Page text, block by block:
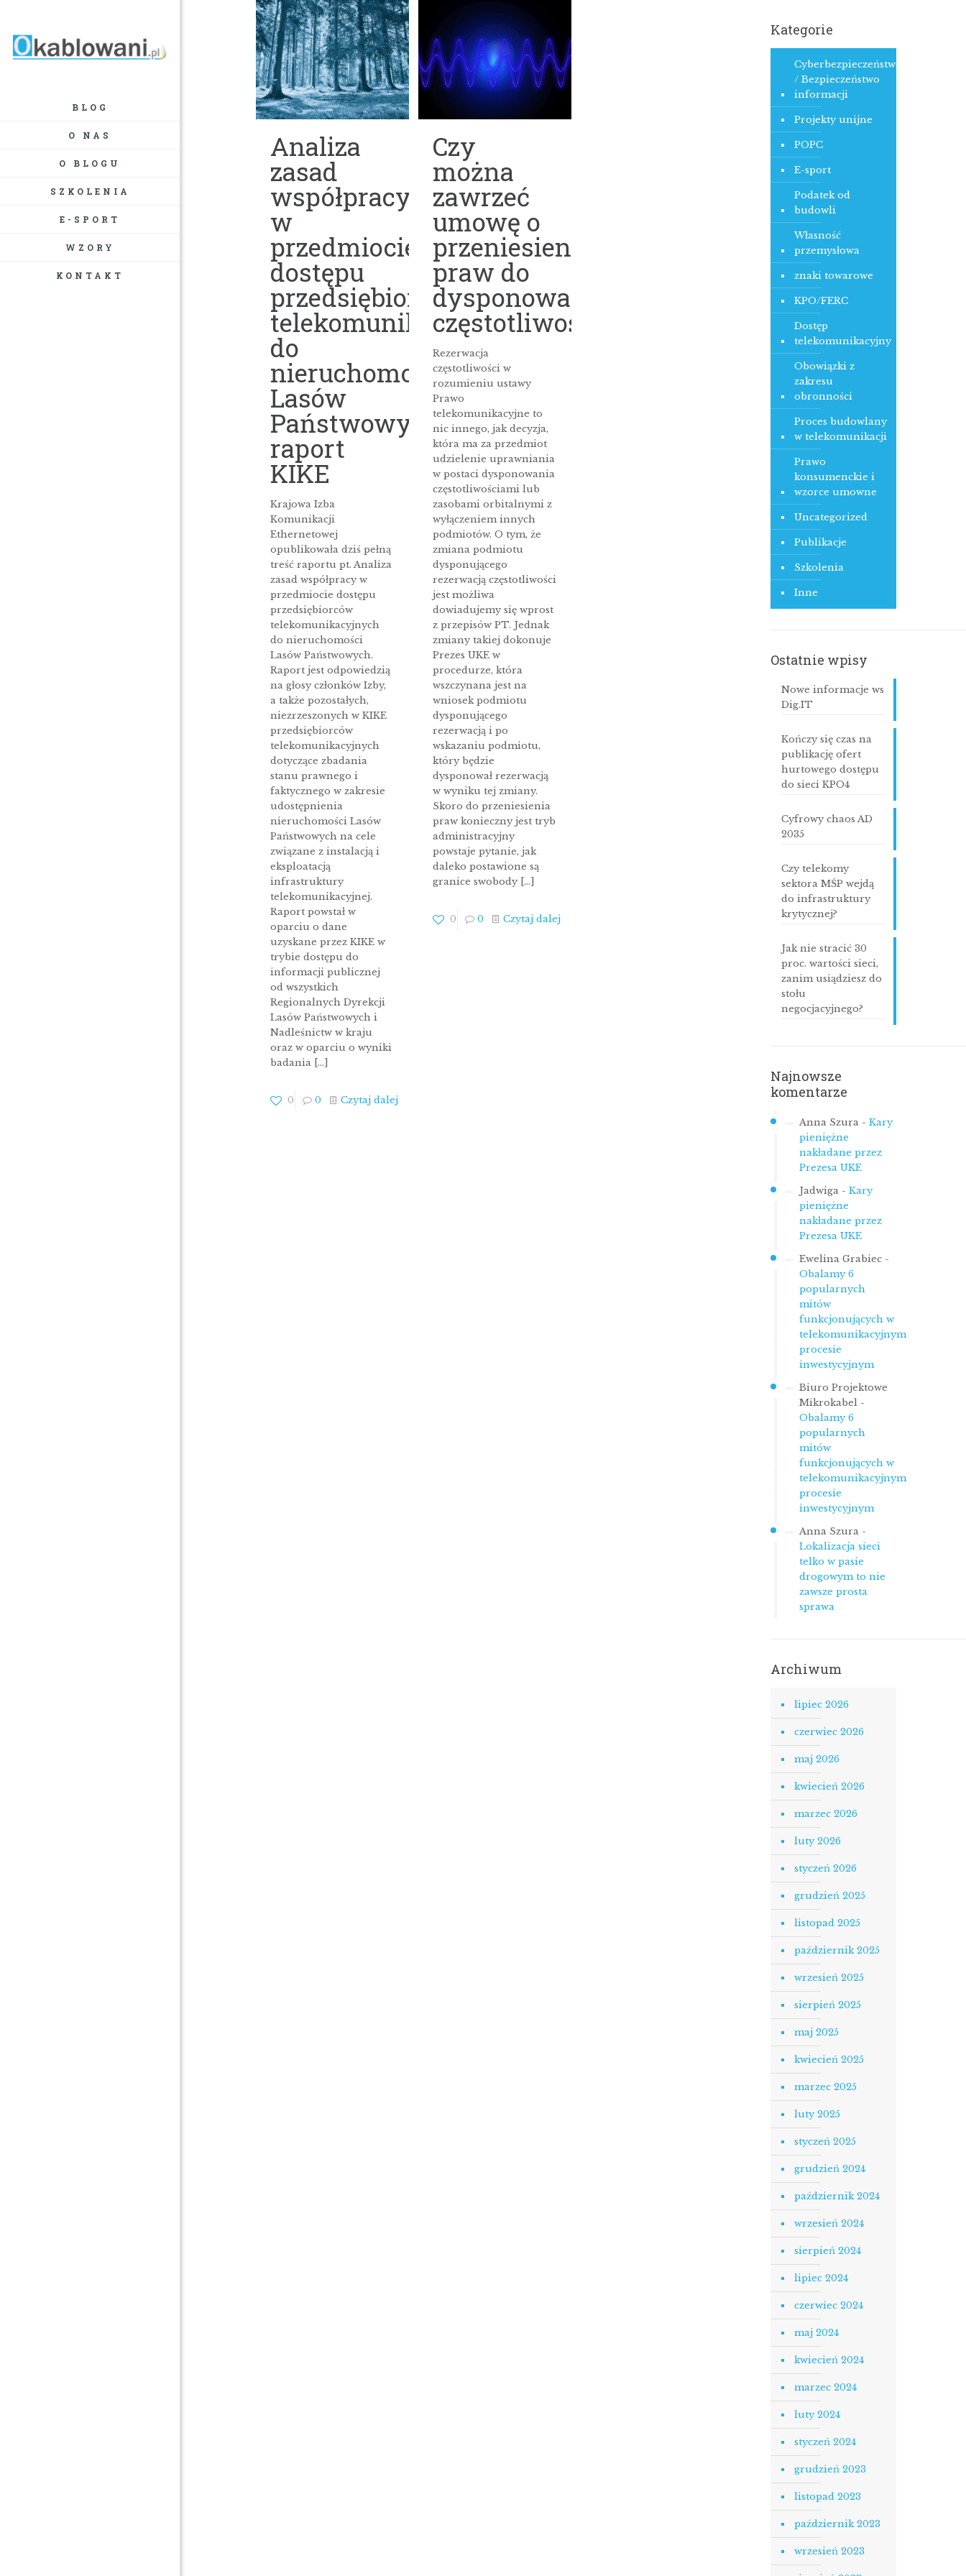
BLOG
O NAS
O BLOGU
SZKOLENIA
E-SPORT
WZORY
KONTAKT
Analiza
zasad
współpracy
w
przedmiocie
dostępu
przedsiębiorców
telekomunikacyjnych
do
nieruchomości
Lasów
Państwowych-
raport
KIKE
Krajowa Izba
Komunikacji
Ethernetowej
opublikowała dziś pełną
treść raportu pt. Analiza
zasad współpracy w
przedmiocie dostępu
przedsiębiorców
telekomunikacyjnych
do nieruchomości
Lasów Państwowych.
Raport jest odpowiedzią
na głosy członków Izby,
a także pozostałych,
niezrzeszonych w KIKE
przedsiębiorców
telekomunikacyjnych
dotyczące zbadania
stanu prawnego i
faktycznego w zakresie
udostępnienia
nieruchomości Lasów
Państwowych na cele
związane z instalacją i
eksploatacją
infrastruktury
telekomunikacyjnej.
Raport powstał w
oparciu o dane
uzyskane przez KIKE w
trybie dostępu do
informacji publicznej
od wszystkich
Regionalnych Dyrekcji
Lasów Państwowych i
Nadleśnictw w kraju
oraz w oparciu o wyniki
badania[…]
0 0 Czytaj dalej
Czy
można
zawrzeć
umowę o
przeniesienie
praw do
dysponowania
częstotliwościami?
Rezerwacja
częstotliwości w
rozumieniu ustawy
Prawo
telekomunikacyjne to
nic innego, jak decyzja,
która ma za przedmiot
udzielenie uprawniania
w postaci dysponowania
częstotliwościami lub
zasobami orbitalnymi z
wyłączeniem innych
podmiotów. O tym, że
zmiana podmiotu
dysponującego
rezerwacją częstotliwości
jest możliwa
dowiadujemy się wprost
z przepisów PT. Jednak
zmiany takiej dokonuje
Prezes UKE w
procedurze, która
wszczynana jest na
wniosek podmiotu
dysponującego
rezerwacją i po
wskazaniu podmiotu,
który będzie
dysponował rezerwacją
w wyniku tej zmiany.
Skoro do przeniesienia
praw konieczny jest tryb
administracyjny
powstaje pytanie, jak
daleko postawione są
granice swobody […]
0 0 Czytaj dalej
Kategorie
Cyberbezpieczeństwo
/ Bezpieczeństwo
informacji
Projekty unijne
POPC
E-sport
Podatek od
budowli
Własność
przemysłowa
znaki towarowe
KPO/FERC
Dostęp
telekomunikacyjny
Obowiązki z
zakresu
obronności
Proces budowlany
w telekomunikacji
Prawo
konsumenckie i
wzorce umowne
Uncategorized
Publikacje
Szkolenia
Inne
Ostatnie wpisy
Nowe informacje ws
Dig.IT
Kończy się czas na
publikację ofert
hurtowego dostępu
do sieci KPO4
Cyfrowy chaos AD
2035
Czy telekomy
sektora MŚP wejdą
do infrastruktury
krytycznej?
Jak nie stracić 30
proc. wartości sieci,
zanim usiądziesz do
stołu
negocjacyjnego?
Najnowsze
komentarze
Anna Szura- Kary
pieniężne
nakładane przez
Prezesa UKE
Jadwiga- Kary
pieniężne
nakładane przez
Prezesa UKE
Ewelina Grabiec-
Obalamy 6
popularnych
mitów
funkcjonujących w
telekomunikacyjnym
procesie
inwestycyjnym
Biuro Projektowe
Mikrokabel-
Obalamy 6
popularnych
mitów
funkcjonujących w
telekomunikacyjnym
procesie
inwestycyjnym
Anna Szura-
Lokalizacja sieci
telko w pasie
drogowym to nie
zawsze prosta
sprawa
Archiwum
lipiec 2026
czerwiec 2026
maj 2026
kwiecień 2026
marzec 2026
luty 2026
styczeń 2026
grudzień 2025
listopad 2025
październik 2025
wrzesień 2025
sierpień 2025
maj 2025
kwiecień 2025
marzec 2025
luty 2025
styczeń 2025
grudzień 2024
październik 2024
wrzesień 2024
sierpień 2024
lipiec 2024
czerwiec 2024
maj 2024
kwiecień 2024
marzec 2024
luty 2024
styczeń 2024
grudzień 2023
listopad 2023
październik 2023
wrzesień 2023